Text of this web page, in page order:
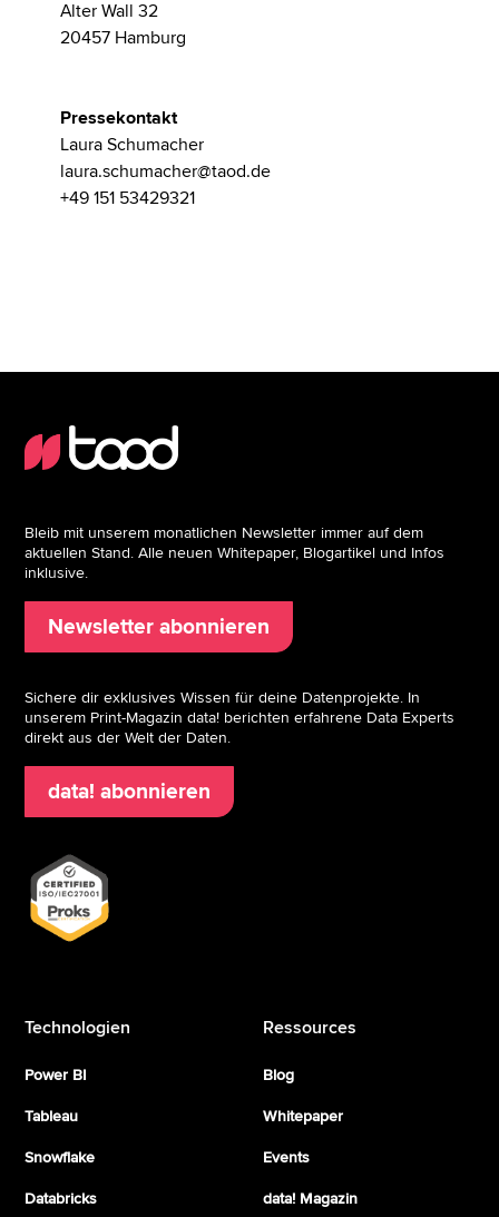
Alter Wall 32
20457 Hamburg
Pressekontakt
Laura Schumacher
laura.schumacher@taod.de
+49 151 53429321
Bleib mit unserem monatlichen Newsletter immer auf dem
aktuellen Stand. Alle neuen Whitepaper, Blogartikel und Infos
inklusive.
Newsletter abonnieren
Sichere dir exklusives Wissen für deine Datenprojekte. In
unserem Print-Magazin data! berichten erfahrene Data Experts
direkt aus der Welt der Daten.
data! abonnieren
Technologien
Power BI
Tableau
Snowflake
Databricks
Ressources
Blog
Whitepaper
Events
data! Magazin